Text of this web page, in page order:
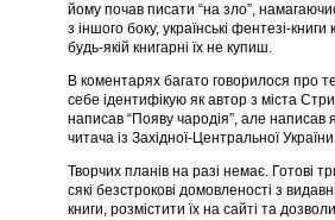
йому почав писати “на зло”,
з іншого боку, українські фентезі-
будь-якій книгарні їх не купиш.
В коментарях багато говорилося про
себе ідентифікую як автор з міста
написав “Появу чародія”, але
читача із Західної-Центральної
Творчих планів на разі немає. Готові
сякі безстрокові домовленості з
книги, розмістити їх на сайті та